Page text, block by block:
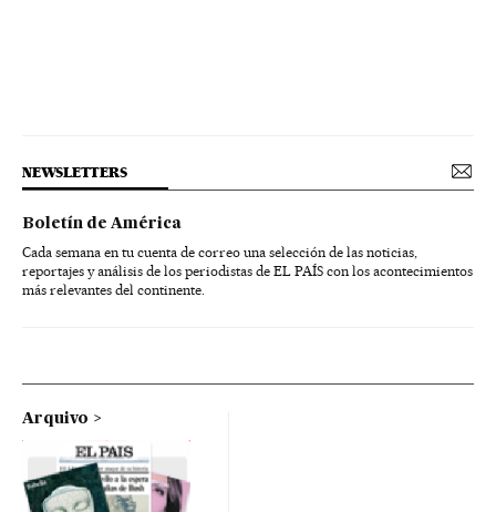
NEWSLETTERS
Boletín de América
Cada semana en tu cuenta de correo una selección de las noticias,
reportajes y análisis de los periodistas de EL PAÍS con los acontecimientos
más relevantes del continente.
Arquivo